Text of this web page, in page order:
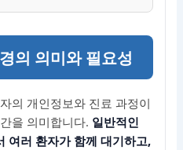
의 의미와 필요성
의 개인정보와 진료 과정이
을 의미합니다. 일반적인
여러 환자가 함께 대기하고,